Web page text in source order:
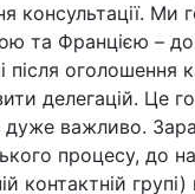
консультації. Ми
та Францією –
після оголошення
делегацій. Це
важливо.
процесу, до
контактній